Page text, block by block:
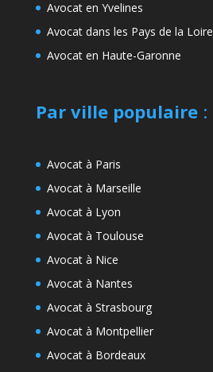
Avocat en Yvelines
Avocat dans les Pays de la Loire
Avocat en Haute-Garonne
Par ville populaire:
Avocat à Paris
Avocat à Marseille
Avocat à Lyon
Avocat à Toulouse
Avocat à Nice
Avocat à Nantes
Avocat à Strasbourg
Avocat à Montpellier
Avocat à Bordeaux